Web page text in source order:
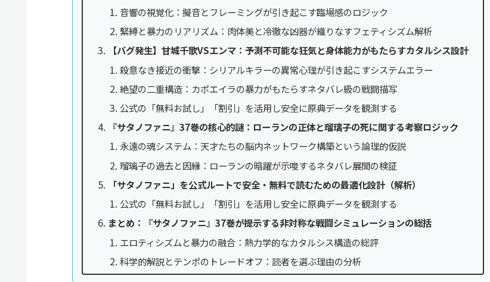
音響の視覚化：擬音とフレーミングが引き起こす臨場感のロジック
緊縛と暴力のリアリズム：肉体美と冷徹な凶器が織りなすフェティシズム解析
【バグ発生】甘城千歌VSエンマ：予測不可能な狂気と身体能力がもたらすカタルシス設計
殺意なき接近の衝撃：シリアルキラーの異常心理が引き起こすシステムエラー
絶望の二重構造：カポエイラの暴力がもたらすネタバレ級の戦闘描写
公式の「無料お試し」「割引」を活用し安全に原典データを観測する
『サタノファニ』37巻の核心的謎：ローランの正体と瑠璃子の死に関する考察ロジック
永遠の魂システム：天才たちの脳内ネットワーク構築という論理的仮説
瑠璃子の過去と因縁：ローランの暗躍が示唆するネタバレ展開の検証
「サタノファニ」を公式ルートで安全・無料で読むための最適化設計（解析）
公式の「無料お試し」「割引」を活用し安全に原典データを観測する
まとめ：『サタノファニ』37巻が提示する非対称な戦闘シミュレーションの総括
エロティシズムと暴力の融合：熱力学的なカタルシス構造の総評
科学的解説とテンポのトレードオフ：読者を選ぶ理由の分析